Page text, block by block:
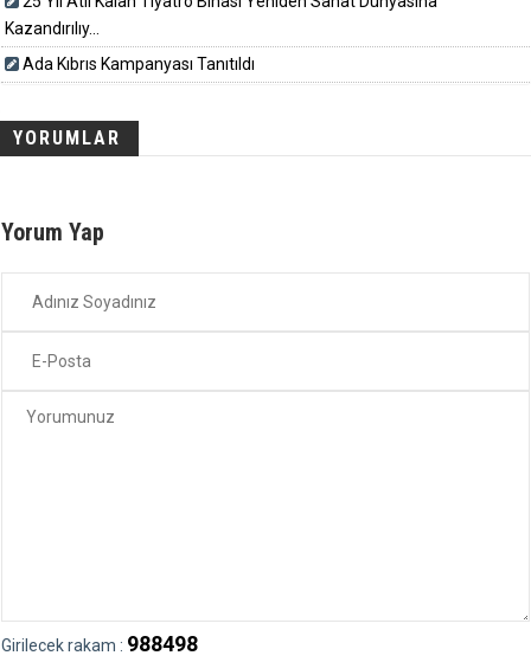
Kazandırılıy...
Ada Kıbrıs Kampanyası Tanıtıldı
YORUMLAR
Yorum Yap
Girilecek rakam : 988498